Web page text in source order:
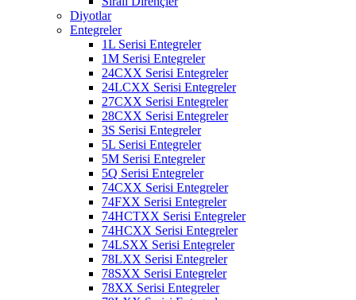
Diyotlar
Entegreler
1L Serisi Entegreler
1M Serisi Entegreler
24CXX Serisi Entegreler
24LCXX Serisi Entegreler
27CXX Serisi Entegreler
28CXX Serisi Entegreler
3S Serisi Entegreler
5L Serisi Entegreler
5M Serisi Entegreler
5Q Serisi Entegreler
74CXX Serisi Entegreler
74FXX Serisi Entegreler
74HCTXX Serisi Entegreler
74HCXX Serisi Entegreler
74LSXX Serisi Entegreler
78LXX Serisi Entegreler
78SXX Serisi Entegreler
78XX Serisi Entegreler